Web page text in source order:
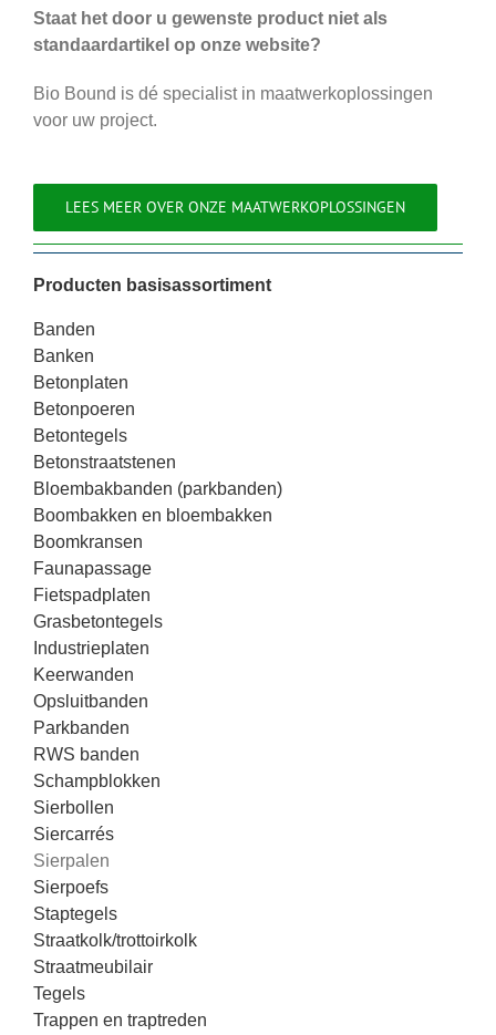
Staat het door u gewenste product niet als
standaardartikel op onze website?
Bio Bound is dé specialist in maatwerkoplossingen
voor uw project.
LEES MEER OVER ONZE MAATWERKOPLOSSINGEN
Producten basisassortiment
Banden
Banken
Betonplaten
Betonpoeren
Betontegels
Betonstraatstenen
Bloembakbanden (parkbanden)
Boombakken en bloembakken
Boomkransen
Faunapassage
Fietspadplaten
Grasbetontegels
Industrieplaten
Keerwanden
Opsluitbanden
Parkbanden
RWS banden
Schampblokken
Sierbollen
Siercarrés
Sierpalen
Sierpoefs
Staptegels
Straatkolk/trottoirkolk
Straatmeubilair
Tegels
Trappen en traptreden